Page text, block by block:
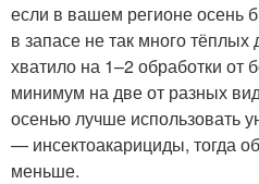
если в вашем регионе осень
в запасе не так много
хватило на 1–2 обработки от
минимум на две от разных
осенью лучше использовать
— инсектоакарициды, тогда
меньше.